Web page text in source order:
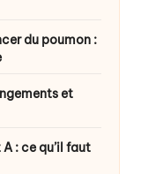
du poumon :
et
: ce qu’il faut